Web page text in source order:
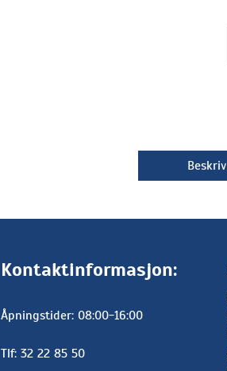
Kontaktinformasjon:
Åpningstider: 08:00-16:00
Tlf: 32 22 85 50